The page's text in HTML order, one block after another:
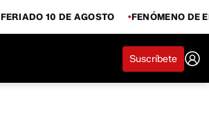
FERIADO 10 DE AGOSTO FENÓMENO DE
Suscríbete